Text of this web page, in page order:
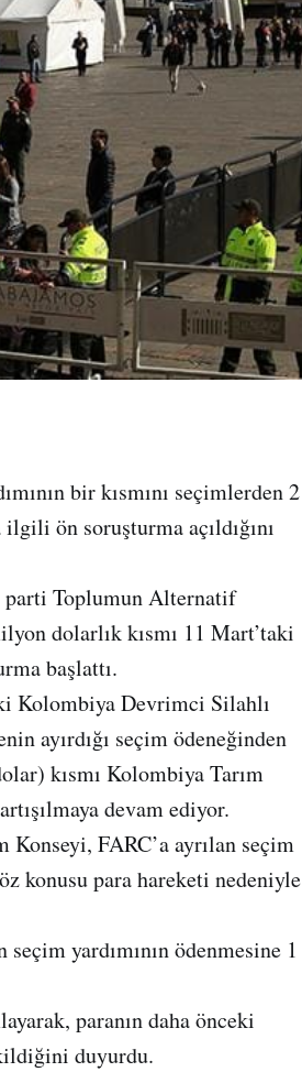
bir kısmını seçimlerden 2
ön soruşturma açıldığını
parti Toplumun Alternatif
dolarlık kısmı 11 Mart’taki
başlattı.
Kolombiya Devrimci Silahlı
ayırdığı seçim ödeneğinden
kısmı Kolombiya Tarım
devam ediyor.
FARC’a ayrılan seçim
konusu para hareketi nedeniyle
yardımının ödenmesine 1
paranın daha önceki
duyurdu.